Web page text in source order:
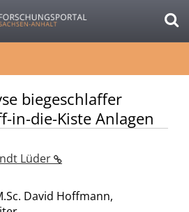
biegeschlaffer
in-die-Kiste Anlagen
Lüder
David Hoffmann,